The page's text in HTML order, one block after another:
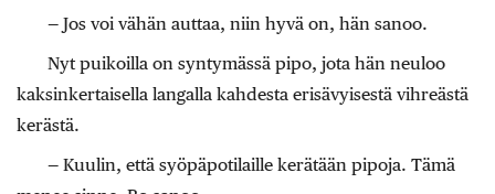
— Jos voi vähän auttaa, niin hyvä on, hän sanoo.
Nyt puikoilla on syntymässä pipo, jota hän neuloo
kaksinkertaisella langalla kahdesta erisävyisestä vihreästä
kerästä.
— Kuulin, että syöpäpotilaille kerätään pipoja. Tämä